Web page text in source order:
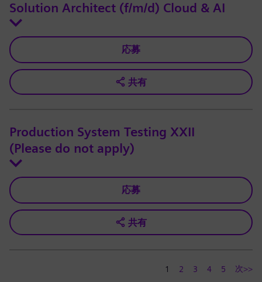
Solution Architect (f/m/d) Cloud & AI
応募
共有
Production System Testing XXII
(Please do not apply)
応募
共有
1 2 3 4 5 次>>